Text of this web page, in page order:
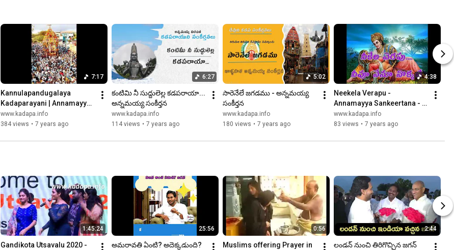
7:17
Kannulapandugalaya
Kadaparayani | Annamayya
Sankeertanalu | Devuni
Kadapa Sankeertana
www.kadapa.info
384 views • 7 years ago
6:27
కంటిమి నీ సుద్దులెల్ల కడపరాయా...
అన్నమయ్య సంకీర్తన
www.kadapa.info
114 views • 7 years ago
5:02
సారెనేలే జగడము - అన్నమయ్య
సంకీర్తన
www.kadapa.info
180 views • 7 years ago
4:38
Neekela Verapu -
Annamayya Sankeertana -
Devuni Kadapa
www.kadapa.info
83 views • 7 years ago
1:45:24
Gandikota Utsavalu 2020 -
25:56
అమరావతి ఏంటి? అదెక్కడుంది?
0:56
Muslims offering Prayer in
2:44
లండన్ నుంచి తిరిగొచ్చిన జగన్